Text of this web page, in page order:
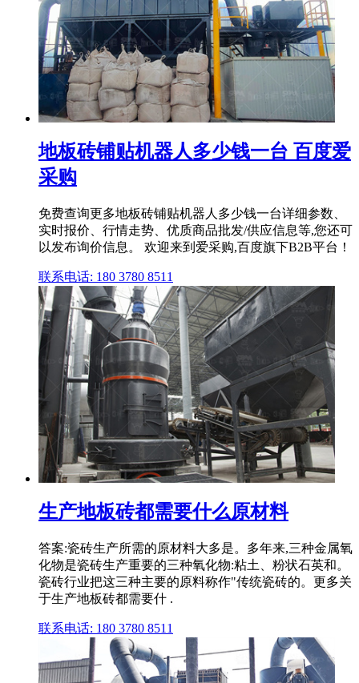
地板砖铺贴机器人多少钱一台 百度爱
采购
免费查询更多地板砖铺贴机器人多少钱一台详细参数、
实时报价、行情走势、优质商品批发/供应信息等,您还可
以发布询价信息。 欢迎来到爱采购,百度旗下B2B平台！
联系电话: 180 3780 8511
生产地板砖都需要什么原材料
答案:瓷砖生产所需的原材料大多是。多年来,三种金属氧
化物是瓷砖生产重要的三种氧化物:粘土、粉状石英和。
瓷砖行业把这三种主要的原料称作"传统瓷砖的。更多关
于生产地板砖都需要什 .
联系电话: 180 3780 8511